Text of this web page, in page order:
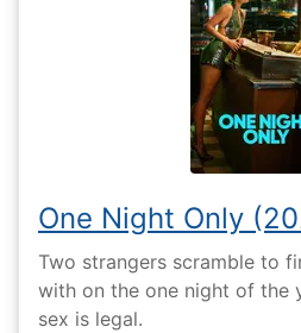
One Night Only
Two strangers scramble to
with on the one night of the
sex is legal.